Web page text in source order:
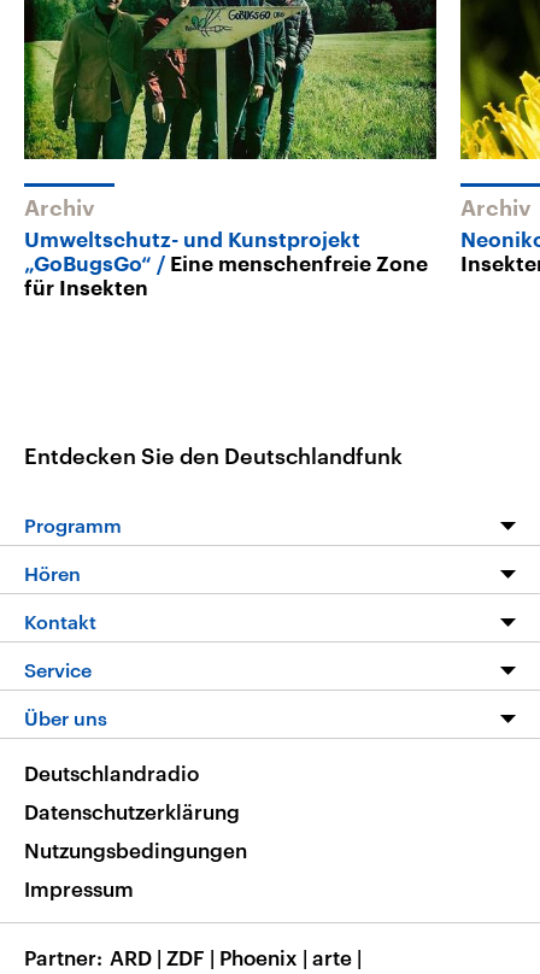
Archiv
Umweltschutz- und Kunstprojekt
„GoBugsGo“
Eine menschenfreie Zone
für Insekten
Archiv
Entdecken Sie den Deutschlandfunk
Programm
Programm
Die Nachrichten
Nachrichtenleicht
Neue Beiträge auf dlf.de
Hören
Livestream
Podcasts
Deutschlandfunk App
Nachrichten App
Frequenzen
Kontakt
Hörerservice
Service
FAQ
Veranstaltungen
Musikliste
RSS
Über uns
Barrierefreiheit
Deutschlandradio
Datenschutzerklärung
Nutzungsbedingungen
Impressum
Partner ARD | ZDF | Phoenix | arte |